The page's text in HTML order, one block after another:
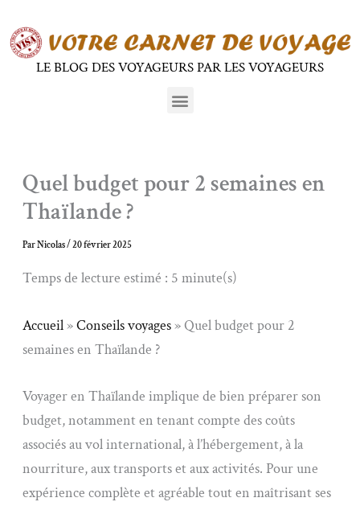
au
contenuLE BLOG DES VOYAGEURS PAR LES VOYAGEURS
Menu
Quel budget pour 2 semaines en
Thaïlande ?
ParNicolas/20 février 2025
Temps de lecture estimé : 5 minute(s)
Accueil»Conseils voyages»Quel budget pour 2
semaines en Thaïlande ?
Voyager en Thaïlande implique de bien préparer son
budget, notamment en tenant compte des coûts
associés au vol international, à l’hébergement, à la
nourriture, aux transports et aux activités. Pour une
expérience complète et agréable tout en maîtrisant ses